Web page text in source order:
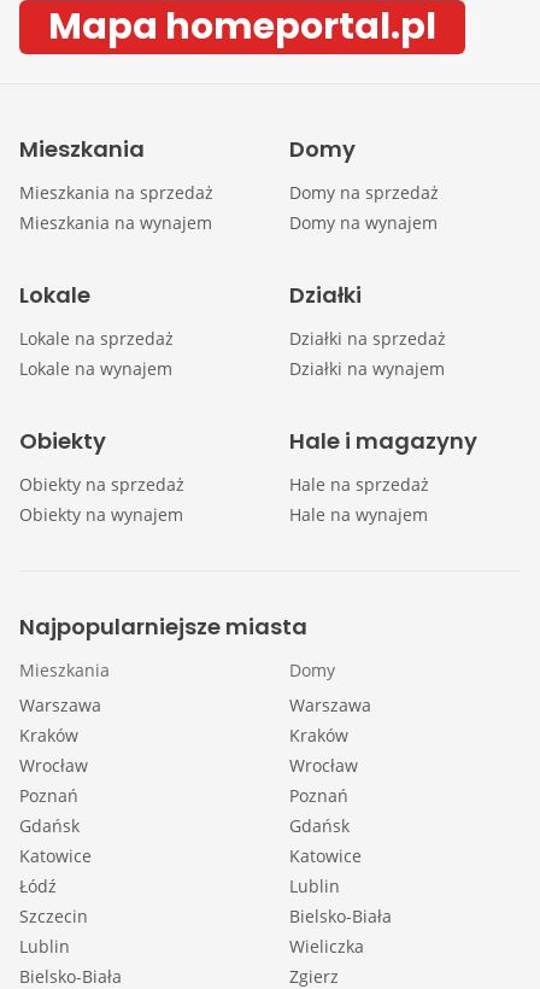
Mapa homeportal.pl
Mieszkania
Mieszkania na sprzedaż
Mieszkania na wynajem
Domy
Domy na sprzedaż
Domy na wynajem
Lokale
Lokale na sprzedaż
Lokale na wynajem
Działki
Działki na sprzedaż
Działki na wynajem
Obiekty
Obiekty na sprzedaż
Obiekty na wynajem
Hale i magazyny
Hale na sprzedaż
Hale na wynajem
Najpopularniejsze miasta
Mieszkania
Warszawa
Kraków
Wrocław
Poznań
Gdańsk
Katowice
Łódź
Szczecin
Lublin
Bielsko-Biała
Domy
Warszawa
Kraków
Wrocław
Poznań
Gdańsk
Katowice
Lublin
Bielsko-Biała
Wieliczka
Zgierz